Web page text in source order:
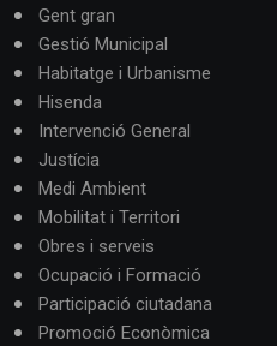
Gent gran
Gestió Municipal
Habitatge i Urbanisme
Hisenda
Intervenció General
Justícia
Medi Ambient
Mobilitat i Territori
Obres i serveis
Ocupació i Formació
Participació ciutadana
Promoció Econòmica